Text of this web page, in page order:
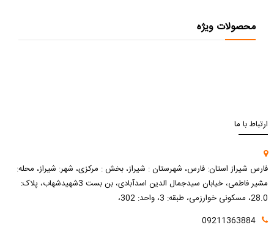
محصولات ویژه
ارتباط با ما
فارس شیراز استان: فارس، شهرستان : شیراز، بخش : مرکزی، شهر: شیراز، محله:
مشیر فاطمی، خیابان سیدجمال الدین اسدآبادی، بن بست 3شهیدشهاب، پلاک:
28.0، مسکونی خوارزمی، طبقه: 3، واحد: 302،
09211363884